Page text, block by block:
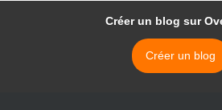
Créer un blog sur
Créer un blog